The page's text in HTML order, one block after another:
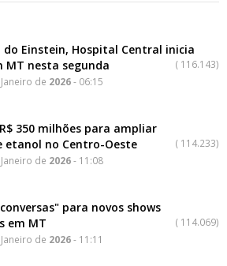
do Einstein, Hospital Central inicia
MT nesta segunda
( 116.143)
de 2026- 06:15
350 milhões para ampliar
etanol no Centro-Oeste
( 114.233)
de 2026- 11:08
para novos shows
em MT
( 114.069)
de 2026- 11:11